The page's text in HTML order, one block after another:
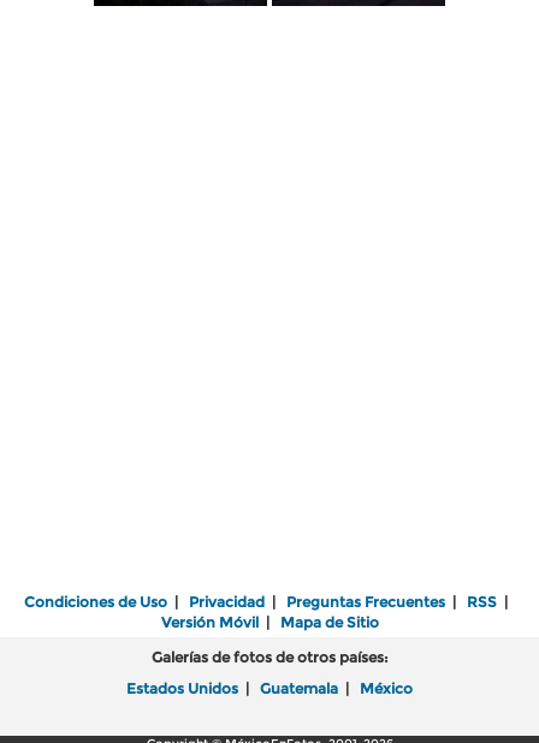
Condiciones de Uso | Privacidad | Preguntas Frecuentes | RSS |
Versión Móvil| Mapa de Sitio
Galerías de fotos de otros países:
Estados Unidos | Guatemala | México